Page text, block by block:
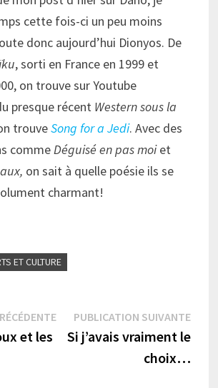
cette fois-ci un peu moins
donc aujourd’hui Dionyos. De
, sorti en France en 1999 et
on trouve sur Youtube
presque récent Western sous la
trouveSong for a Jedi. Avec des
commeDéguisé en pas moiet
on sait à quelle poésie ils se
charmant!
ET CULTURE
Publication
précédente :
et les
PUBLICATION SUIVANTE
Si j’avais vraiment le
choix…